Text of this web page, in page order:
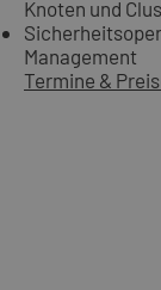
Knoten und
Management
Termine &